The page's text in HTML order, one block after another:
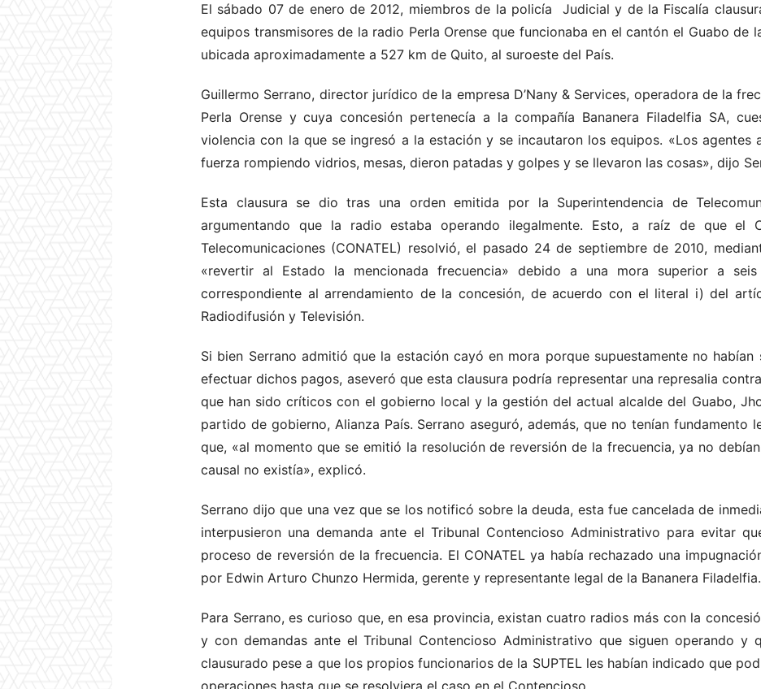
El sábado 07 de enero de 2012, miembros de la policía Judicial y de la Fiscalía
equipos transmisores de la radio Perla Orense que funcionaba en el cantón el Guabo de
ubicada aproximadamente a 527 km de Quito, al suroeste del País.
Guillermo Serrano, director jurídico de la empresa D’Nany & Services, operadora de la
Perla Orense y cuya concesión pertenecía a la compañía Bananera Filadelfia SA,
violencia con la que se ingresó a la estación y se incautaron los equipos. «Los agentes
fuerza rompiendo vidrios, mesas, dieron patadas y golpes y se llevaron las cosas», dijo
Esta clausura se dio tras una orden emitida por la Superintendencia de
argumentando que la radio estaba operando ilegalmente. Esto, a raíz de que el
Telecomunicaciones (CONATEL) resolvió, el pasado 24 de septiembre de 2010,
«revertir al Estado la mencionada frecuencia» debido a una mora superior a
correspondiente al arrendamiento de la concesión, de acuerdo con el literal i) del
Radiodifusión y Televisión.
Si bien Serrano admitió que la estación cayó en mora porque supuestamente no
efectuar dichos pagos, aseveró que esta clausura podría representar una represalia
que han sido críticos con el gobierno local y la gestión del actual alcalde del Guabo,
partido de gobierno, Alianza País. Serrano aseguró, además, que no tenían fundamento
que, «al momento que se emitió la resolución de reversión de la frecuencia, ya no
causal no existía», explicó.
Serrano dijo que una vez que se los notificó sobre la deuda, esta fue cancelada de
interpusieron una demanda ante el Tribunal Contencioso Administrativo para evitar
proceso de reversión de la frecuencia. El CONATEL ya había rechazado una
por Edwin Arturo Chunzo Hermida, gerente y representante legal de la Bananera Filadelfia.
Para Serrano, es curioso que, en esa provincia, existan cuatro radios más con la
y con demandas ante el Tribunal Contencioso Administrativo que siguen operando y
clausurado pese a que los propios funcionarios de la SUPTEL les habían indicado que